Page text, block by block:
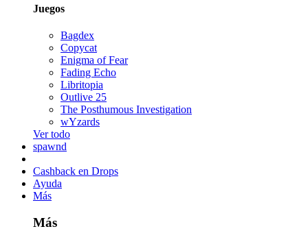
Juegos
Bagdex
Copycat
Enigma of Fear
Fading Echo
Libritopia
Outlive 25
The Posthumous Investigation
wYzards
Ver todo
spawnd
Cashback en Drops
Ayuda
Más
Más